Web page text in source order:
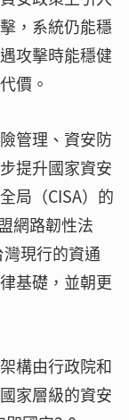
，系統仍能穩
攻擊時能穩健
價。
管理、資安防
提升國家資安
局（CISA）的
網路韌性法
灣現行的資通
基礎，並朝更
構由行政院和
家層級的資安